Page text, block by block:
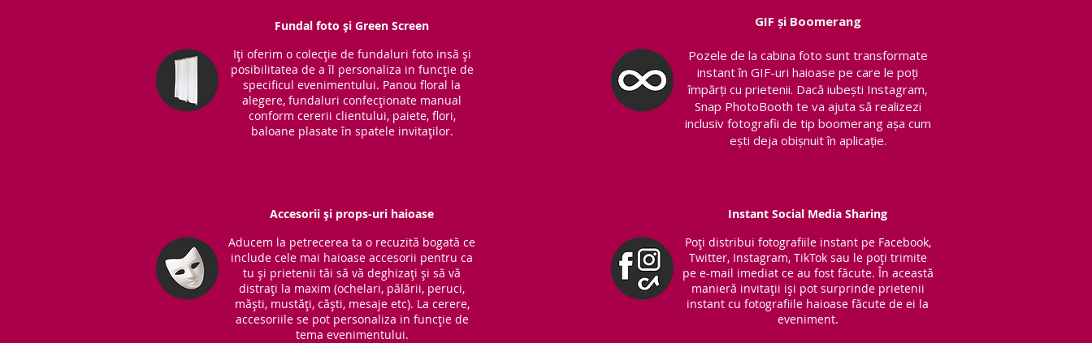
Fundal foto și Green Screen
Iți oferim o colecție de fundaluri foto insă și
posibilitatea de a îl personaliza in funcție de
specificul evenimentului. Panou floral la
alegere, fundaluri confecționate manual
conform cererii clientului, paiete, flori,
baloane plasate în spatele invitaților.
GIF și Boomerang
Pozele de la cabina foto sunt transformate
instant în GIF-uri haioase pe care le poți
împărți cu prietenii. Dacă iubești Instagram,
Snap PhotoBooth te va ajuta să realizezi
inclusiv fotografii de tip boomerang așa cum
ești deja obișnuit în aplicație.
Accesorii și props-uri haioase
Aducem la petrecerea ta o recuzită bogată ce
include cele mai haioase accesorii pentru ca
tu și prietenii tăi să vă deghizați și să vă
distrați la maxim (ochelari, pălării, peruci,
măști, mustăți, căști, mesaje etc). La cerere,
accesoriile se pot personaliza in funcție de
tema evenimentului.
Instant Social Media Sharing
Poți distribui fotografiile instant pe Facebook,
Twitter, Instagram, TikTok sau le poți trimite
pe e-mail imediat ce au fost făcute. În această
manieră invitații iși pot surprinde prietenii
instant cu fotografiile haioase făcute de ei la
eveniment.